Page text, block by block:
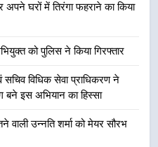
मैदान में उतरे एसएसपी दून
ने हर घर तिरंगा यात्रा
अपने घरों में तिरंगा फहराने का किया
को पुलिस ने किया गिरफ्तार
सचिव विधिक सेवा प्राधिकरण ने
बने इस अभियान का हिस्सा
उन्नति शर्मा को मेयर सौरभ